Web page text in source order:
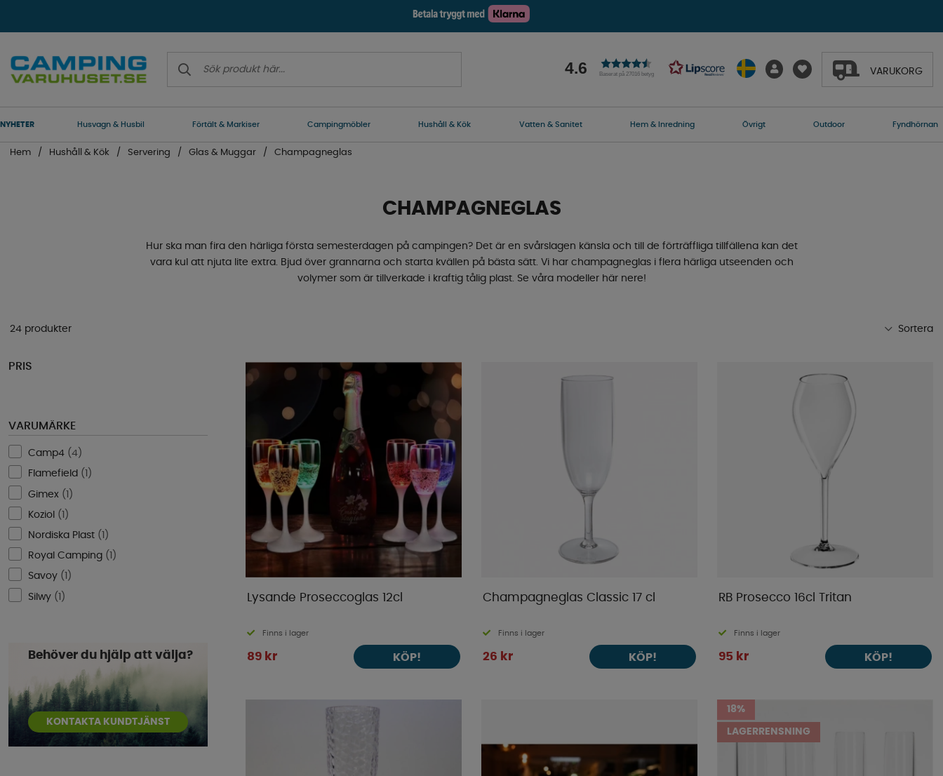
4.6 Baserat på 27016 betyg VARUKORG
NYHETER Husvagn & Husbil Förtält & Markiser Campingmöbler Hushåll & Kök Vatten & Sanitet Hem & Inredning Övrigt Outdoor Fyndhörnan
Hem Hushåll & Kök Servering Glas & Muggar Champagneglas
CHAMPAGNEGLAS
Hur ska man fira den härliga första semesterdagen på campingen? Det är en svårslagen känsla och till de förträffliga tillfällena kan det
vara kul att njuta lite extra. Bjud över grannarna och starta kvällen på bästa sätt. Vi har champagneglas i flera härliga utseenden och
volymer som är tillverkade i kraftig tålig plast. Se våra modeller här nere!
Sortera
Butikens favoriter
Namn A-Ö
Lägsta pris
Högsta pris
24 produkter
PRIS
VARUMÄRKE
Camp4 (4)
Flamefield ( )
Gimex (1 )
Koziol (1 )
Nordiska Plast ( )
Royal Camping ( )
Savoy ( )
Silwy (1 )
Behöver du hjälp att välja?
KONTAKTA KUNDTJÄNST
Lysande Proseccoglas 12cl
Finns i lager
89 kr KÖP!
Champagneglas Classic 17 cl
Finns i lager
26 kr KÖP!
RB Prosecco 16cl Tritan
Finns i lager
95 kr KÖP!
18%
LAGERRENSNING